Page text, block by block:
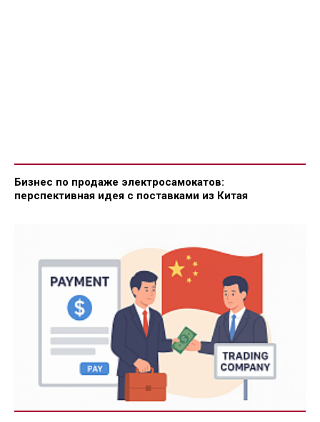
Бизнес по продаже электросамокатов:
перспективная идея с поставками из Китая